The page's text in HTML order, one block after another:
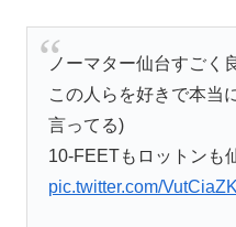
ノーマター仙台すごく
この人らを好きで本当
言ってる)
10-FEETもロットンも
pic.twitter.com/